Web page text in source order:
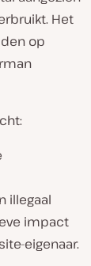
Het
op
illegaal
impact
eigenaar.